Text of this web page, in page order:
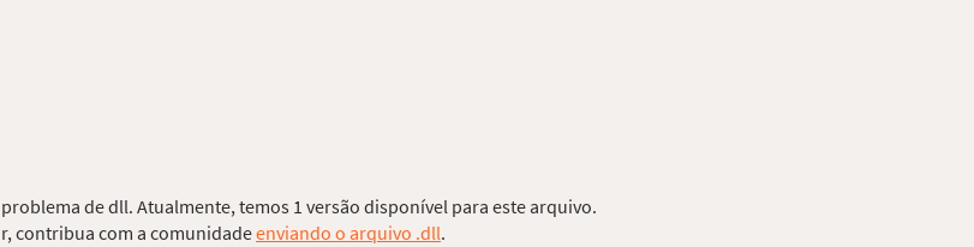
de dll. Atualmente, temos 1 versão disponível para este arquivo.
contribua com a comunidadeenviando o arquivo .dll.